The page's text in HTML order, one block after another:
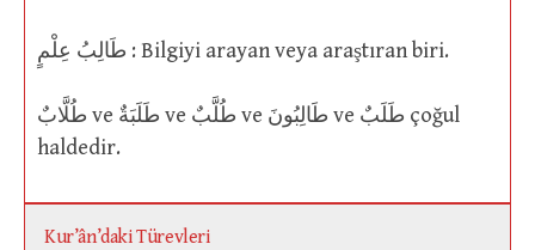
طَالِبُ عِلْمٍ : Bilgiyi arayan veya araştıran biri.
طُلَّابٌ ve طَلَبَةٌ ve طُلَّبٌ ve طَالِبُونَ ve طَلَبٌ çoğul
haldedir.
Kur’ân’daki Türevleri